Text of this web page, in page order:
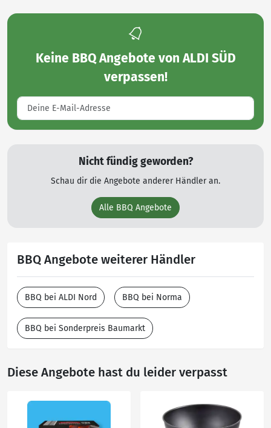
Keine BBQ Angebote von ALDI SÜD
verpassen!
Nicht fündig geworden?
Schau dir die Angebote anderer Händler an.
Alle BBQ Angebote
BBQ Angebote weiterer Händler
BBQ bei ALDI Nord BBQ bei Norma
BBQ bei Sonderpreis Baumarkt
Diese Angebote hast du leider verpasst